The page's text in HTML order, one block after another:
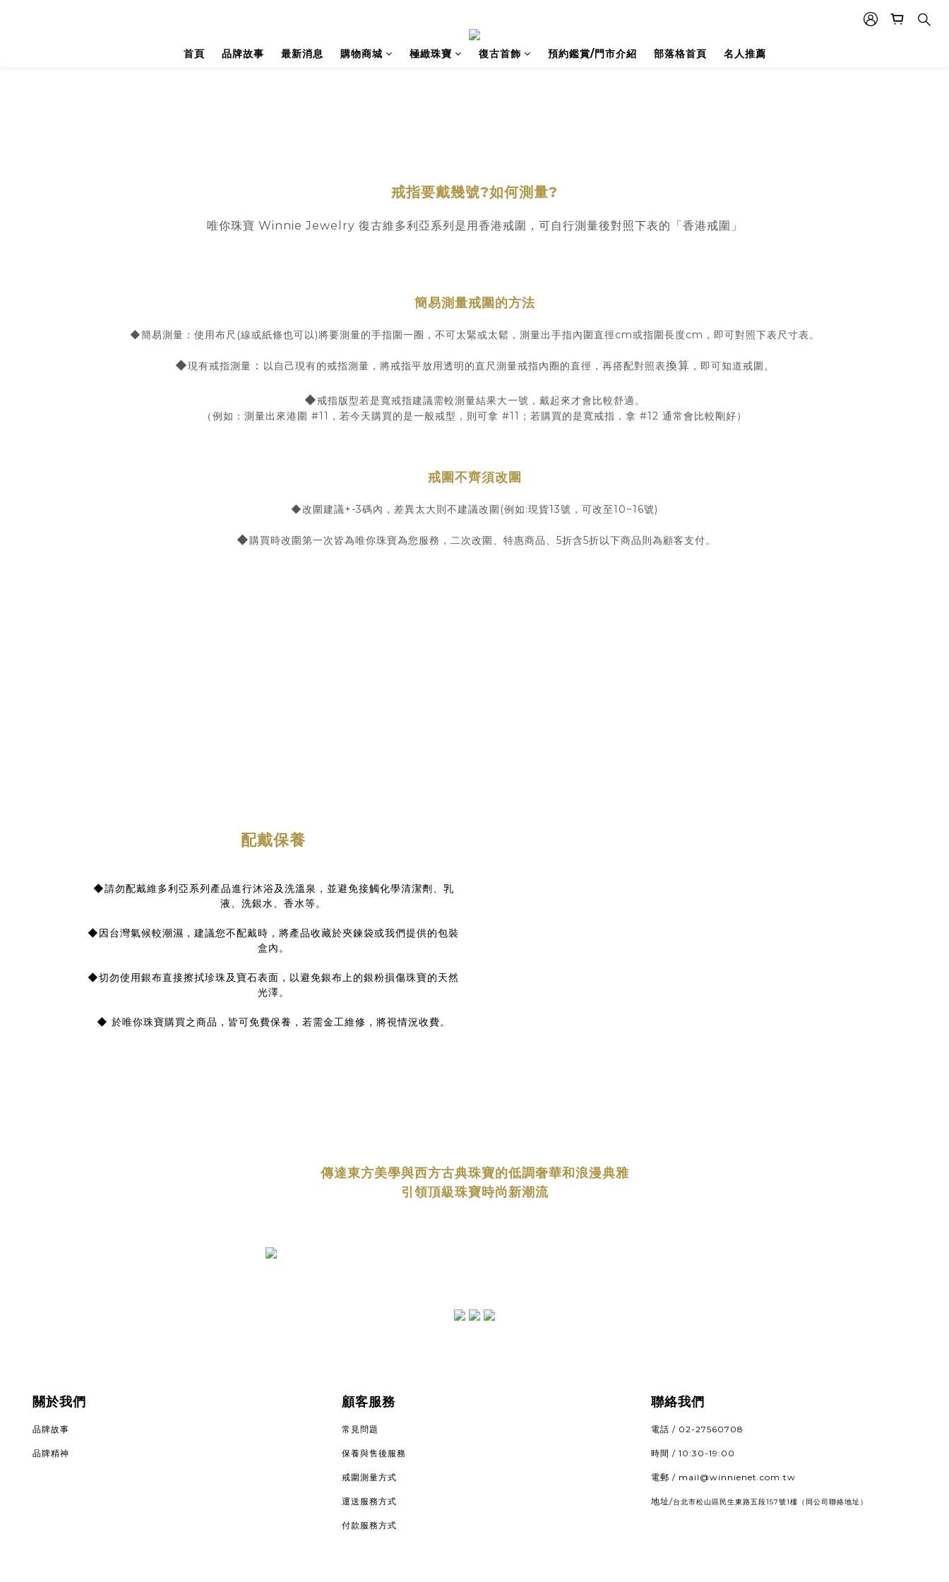
首頁 品牌故事 最新消息 購物商城 極緻珠寶 復古首飾 預約鑑賞/門市介紹 部落格首頁 名人推薦
戒指要戴幾號?如何測量?
唯你珠寶 Winnie Jewelry 復古維多利亞系列是用香港戒圍，可自行測量後對照下表的「香港戒圍」
簡易測量戒圍的方法
◆簡易測量：使用布尺(線或紙條也可以)將要測量的手指圍一圈，不可太緊或太鬆，測量出手指內圍直徑cm或指圍長度cm，即可對照下表尺寸表。
◆現有戒指測量 ： 以自己現有的戒指測量，將戒指平放用透明的直尺測量戒指內圈的直徑，再搭配對照表換算 ，即可知道戒圍。
◆戒指版型若是寬戒指建議需較測量結果大一號，戴起來才會比較舒適。
（例如：測量出來港圍 #11，若今天購買的是一般戒型，則可拿 #11；若購買的是寬戒指，拿 #12 通常會比較剛好）
戒圍不齊須改圍
◆改圍建議+-3碼內，差異太大則不建議改圍(例如:現貨13號，可改至10~16號)
◆購買時改圍第一次皆為唯你珠寶為您服務，二次改圍、特惠商品、5折含5折以下商品則為顧客支付。
配戴保養
◆請勿配戴維多利亞系列產品進行沐浴及洗溫泉，並避免接觸化學清潔劑、乳
液、洗銀水、香水等。
◆因台灣氣候較潮濕，建議您不配戴時，將產品收藏於夾鍊袋或我們提供的包裝
盒內。
◆切勿使用銀布直接擦拭珍珠及寶石表面，以避免銀布上的銀粉損傷珠寶的天然
光澤。
◆ 於唯你珠寶購買之商品，皆可免費保養，若需金工維修，將視情況收費。
傳達東方美學與西方古典珠寶的低調奢華和浪漫典雅
引領頂級珠寶時尚新潮流
關於我們
品牌故事
品牌精神
顧客服務
常見問題
保養與售後服務
戒圍測量方式
運送服務方式
付款服務方式
聯絡我們
電話 / 02-27560708
時間 / 10:30-19:00
電郵 / mail@winnienet.com.tw
地址/台北市松山區民生東路五段157號1樓 （同公司聯絡地址）